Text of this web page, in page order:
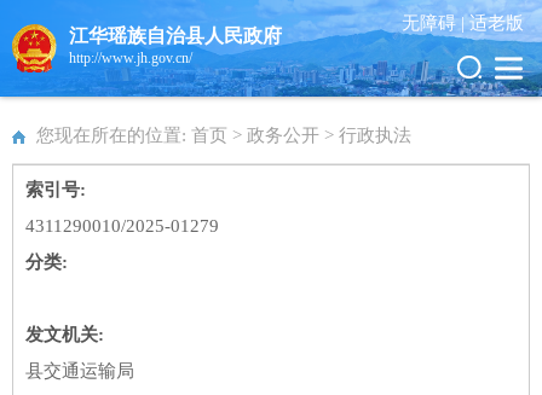
江华瑶族自治县人民政府
http://www.jh.gov.cn/
无障碍 |适老版
您现在所在的位置: 首页 > 政务公开 > 行政执法
索引号:
4311290010/2025-01279
分类:
发文机关:
县交通运输局